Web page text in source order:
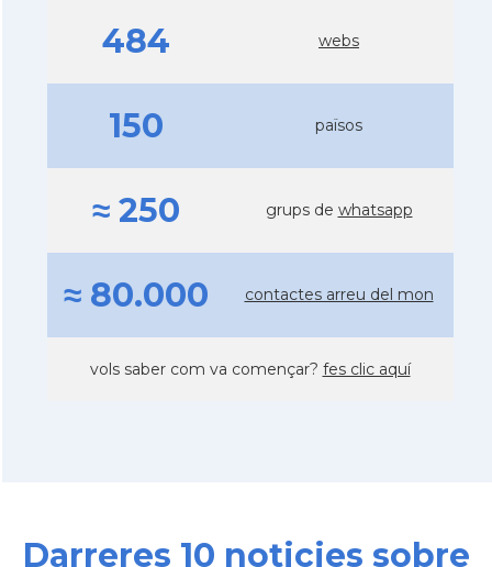
484 webs
150 països
≈ 250 grups de whatsapp
≈ 80.000 contactes arreu del mon
vols saber com va començar? fes clic aquí
Darreres 10 noticies sobre